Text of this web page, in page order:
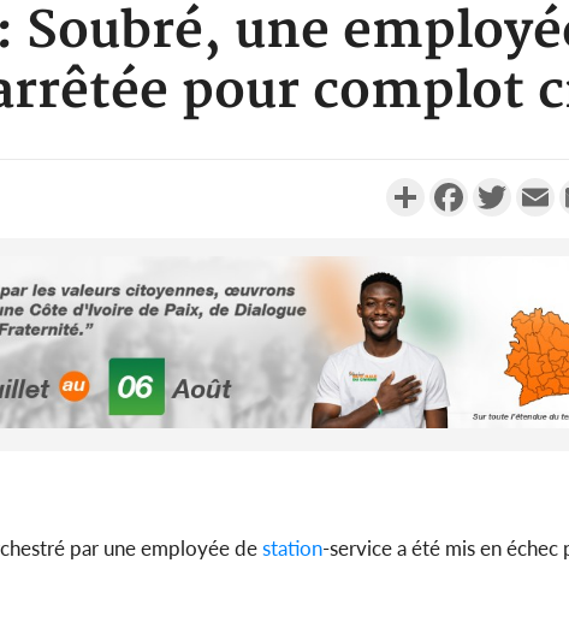
Soubré, une
pour complot
PartagerFacebook
par une employée destation-service a été mis en échec
Côte d'Ivoire
2026,
battant de